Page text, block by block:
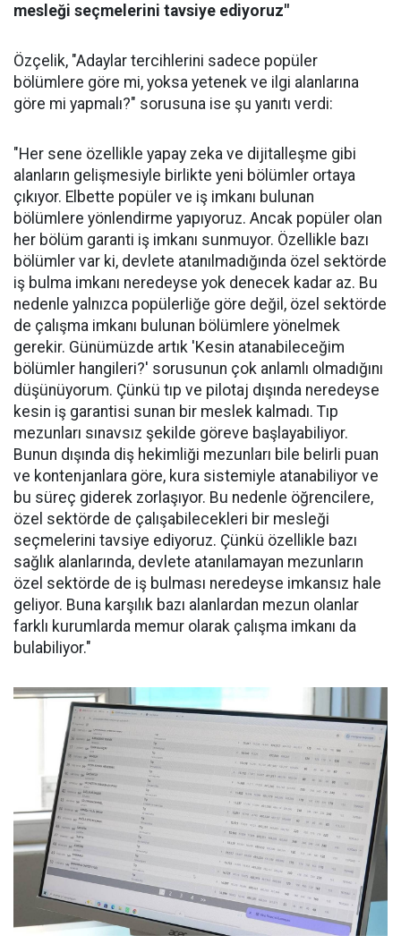
mesleği seçmelerini tavsiye ediyoruz"
Özçelik, "Adaylar tercihlerini sadece popüler
bölümlere göre mi, yoksa yetenek ve ilgi alanlarına
göre mi yapmalı?" sorusuna ise şu yanıtı verdi:
"Her sene özellikle yapay zeka ve dijitalleşme gibi
alanların gelişmesiyle birlikte yeni bölümler ortaya
çıkıyor. Elbette popüler ve iş imkanı bulunan
bölümlere yönlendirme yapıyoruz. Ancak popüler olan
her bölüm garanti iş imkanı sunmuyor. Özellikle bazı
bölümler var ki, devlete atanılmadığında özel sektörde
iş bulma imkanı neredeyse yok denecek kadar az. Bu
nedenle yalnızca popülerliğe göre değil, özel sektörde
de çalışma imkanı bulunan bölümlere yönelmek
gerekir. Günümüzde artık 'Kesin atanabileceğim
bölümler hangileri?' sorusunun çok anlamlı olmadığını
düşünüyorum. Çünkü tıp ve pilotaj dışında neredeyse
kesin iş garantisi sunan bir meslek kalmadı. Tıp
mezunları sınavsız şekilde göreve başlayabiliyor.
Bunun dışında diş hekimliği mezunları bile belirli puan
ve kontenjanlara göre, kura sistemiyle atanabiliyor ve
bu süreç giderek zorlaşıyor. Bu nedenle öğrencilere,
özel sektörde de çalışabilecekleri bir mesleği
seçmelerini tavsiye ediyoruz. Çünkü özellikle bazı
sağlık alanlarında, devlete atanılamayan mezunların
özel sektörde de iş bulması neredeyse imkansız hale
geliyor. Buna karşılık bazı alanlardan mezun olanlar
farklı kurumlarda memur olarak çalışma imkanı da
bulabiliyor."